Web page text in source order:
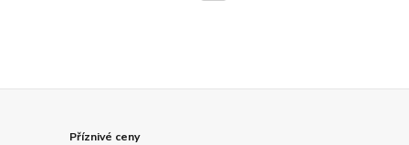
Příznivé ceny